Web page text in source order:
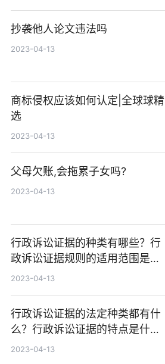
抄袭他人论文违法吗
2023-04-13
商标侵权应该如何认定|全球球精
选
2023-04-13
父母欠账,会拖累子女吗?
2023-04-13
行政诉讼证据的种类有哪些？行
政诉讼证据规则的适用范围是什
么？
2023-04-13
行政诉讼证据的法定种类都有什
么？行政诉讼证据的特点是什
么？
2023-04-13